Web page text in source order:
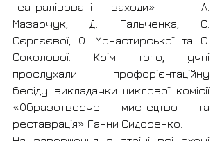
театралізовані заходи» — А.
Мазарчук, Д. Гальченка, С.
Сєргєєвої, О. Монастирської та С.
Соколової. Крім того, учні
прослухали профорієнтаційну
бесіду викладачки циклової комісії
«Образотворче мистецтво та
реставрація» Ганни Сидоренко.